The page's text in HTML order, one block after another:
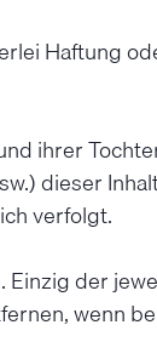
Haftung
ihrer
dieser
verfolgt.
Einzig der
wenn